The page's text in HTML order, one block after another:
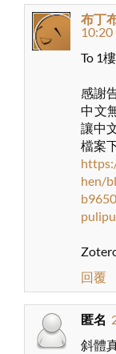
布丁
10:20
To 1
感謝
中文
讓中
檔案
hen/
回覆
匿名
斜體